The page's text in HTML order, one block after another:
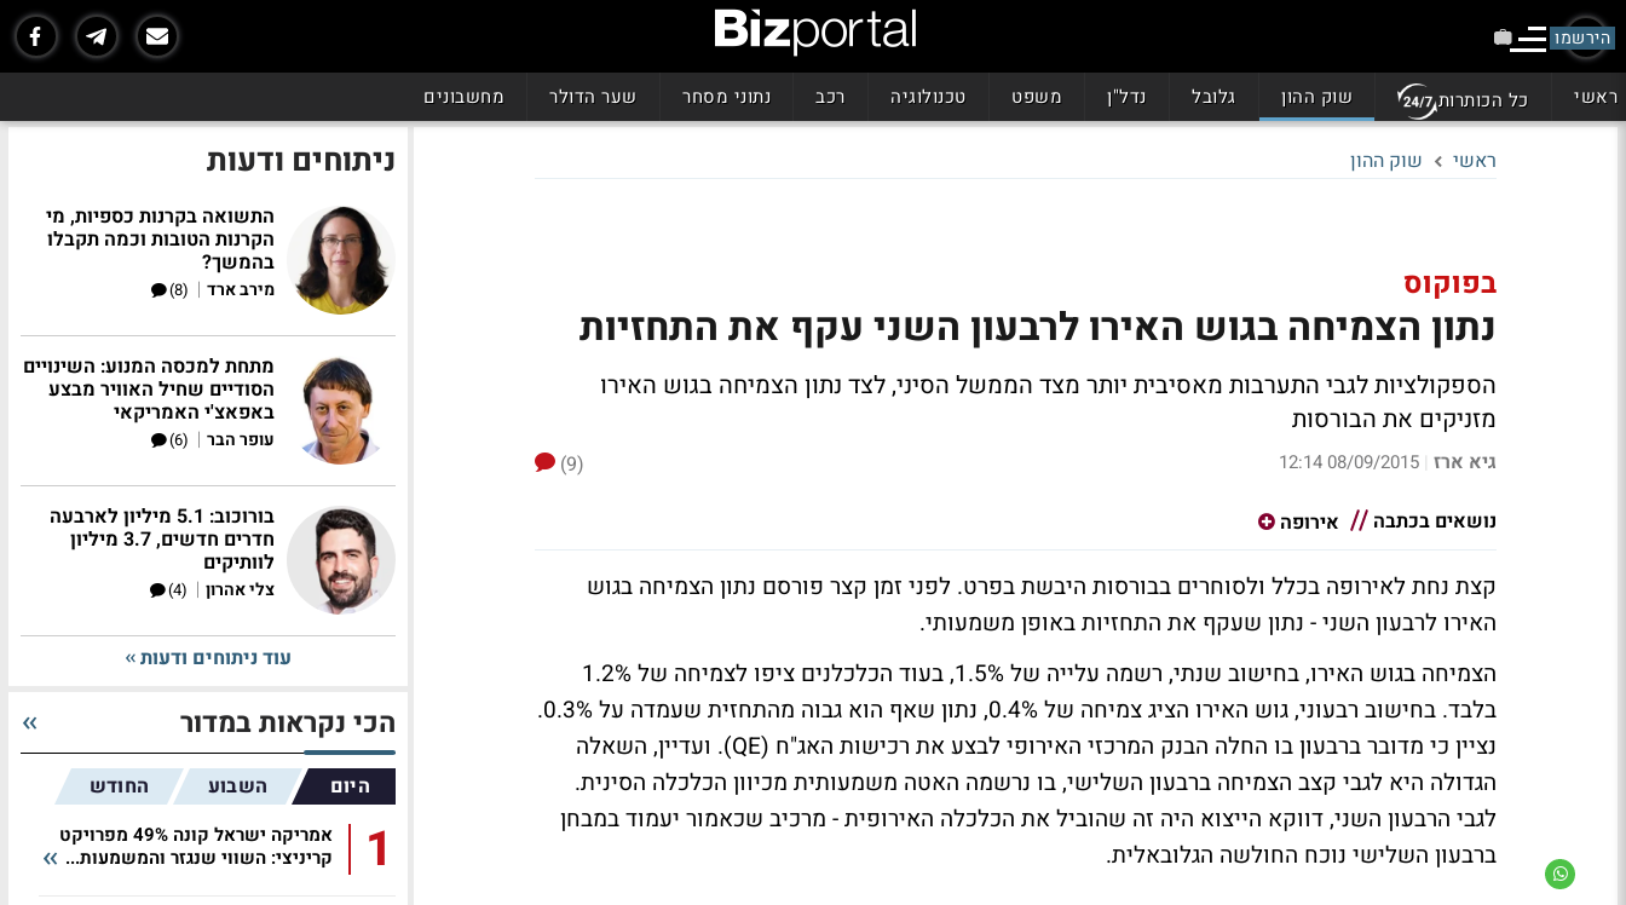
הירשמו
ראשי כל הכותרות שוק ההון גלובל נדל"ן משפט טכנולוגיה רכב נתוני מסחר שער הדולר מחשבונים
ראשי שוק ההון
בפוקוס
נתון הצמיחה בגוש האירו לרבעון השני עקף את התחזיות
הספקולציות לגבי התערבות מאסיבית יותר מצד הממשל הסיני, לצד נתון הצמיחה בגוש האירו
מזניקים את הבורסות
גיא ארז |
08/09/2015 12:14
(9)
נושאים בכתבה
אירופה
קצת נחת לאירופה בכלל ולסוחרים בבורסות היבשת בפרט. לפני זמן קצר פורסם נתון הצמיחה בגוש
האירו לרבעון השני - נתון שעקף את התחזיות באופן משמעותי.
הצמיחה בגוש האירו, בחישוב שנתי, רשמה עלייה של 1.5%, בעוד הכלכלנים ציפו לצמיחה של 1.2%
בלבד. בחישוב רבעוני, גוש האירו הציג צמיחה של 0.4%, נתון שאף הוא גבוה מהתחזית שעמדה על 0.3%.
נציין כי מדובר ברבעון בו החלה הבנק המרכזי האירופי לבצע את רכישות האג"ח (QE). ועדיין, השאלה
הגדולה היא לגבי קצב הצמיחה ברבעון השלישי, בו נרשמה האטה משמעותית מכיוון הכלכלה הסינית.
לגבי הרבעון השני, דווקא הייצוא היה זה שהוביל את הכלכלה האירופית - מרכיב שכאמור יעמוד במבחן
ברבעון השלישי נוכח החולשה הגלובאלית.
ניתוחים ודעות
התשואה בקרנות כספיות, מי
הקרנות הטובות וכמה תקבלו
בהמשך?
מירב ארד |
(8)
מתחת למכסה המנוע: השינויים
הסודיים שחיל האוויר מבצע
באפאצ'י האמריקאי
עופר הבר |
(6)
בורוכוב: 5.1 מיליון לארבעה
חדרים חדשים, 3.7 מיליון
לוותיקים
צלי אהרון |
(4)
עוד ניתוחים ודעות
הכי נקראות במדור
היום השבוע החודש
1
אמריקה ישראל קונה 49% מפרויקט
קריניצי: השווי שנגזר והמשמעות...